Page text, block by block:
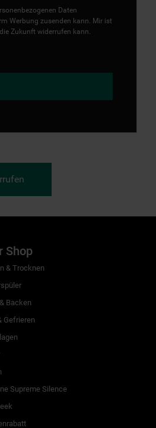
Daten
Werbung zusenden kann. Mir ist
Zukunft widerrufen kann.
Shop
& Trocknen
Backen
Gefrieren
Supreme Silence